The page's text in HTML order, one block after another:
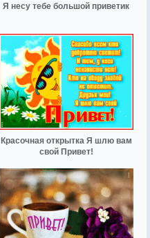
Я несу тебе большой приветик
Красочная открытка Я шлю вам
свой Привет!